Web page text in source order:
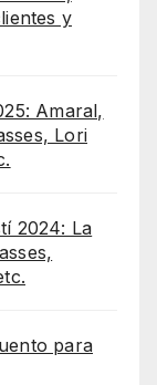
y
Amaral,
Lori
2024: La
para